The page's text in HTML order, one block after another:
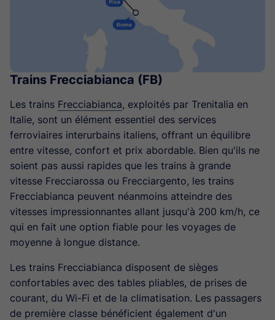
Trains Frecciabianca (FB)
Les trains Frecciabianca, exploités par Trenitalia en
Italie, sont un élément essentiel des services
ferroviaires interurbains italiens, offrant un équilibre
entre vitesse, confort et prix abordable. Bien qu'ils ne
soient pas aussi rapides que les trains à grande
vitesse Frecciarossa ou Frecciargento, les trains
Frecciabianca peuvent néanmoins atteindre des
vitesses impressionnantes allant jusqu'à 200 km/h, ce
qui en fait une option fiable pour les voyages de
moyenne à longue distance.
Les trains Frecciabianca disposent de sièges
confortables avec des tables pliables, de prises de
courant, du Wi-Fi et de la climatisation. Les passagers
de première classe bénéficient également d'un